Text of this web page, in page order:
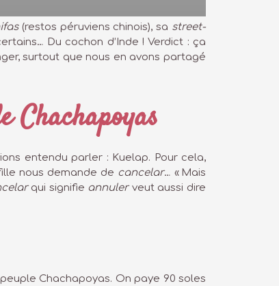
(restos péruviens chinois), sa street-
Du cochon d’Inde ! Verdict : ça
surtout que nous en avons partagé
Chachapoyas
entendu parler : Kuelap. Pour cela,
nous demande de cancelar… « Mais
qui signifie annulerveut aussi dire
Chachapoyas. On paye 90 soles